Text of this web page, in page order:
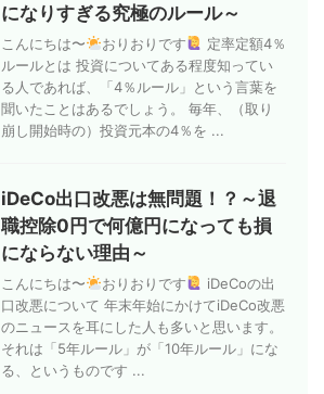
になりすぎる究極のルール～
こんにちは〜 おりおりです
定率定額4％
ルールとは 投資についてある程度知ってい
る人であれば、「4％ルール」という言葉を
聞いたことはあるでしょう。 毎年、（取り
崩し開始時の）投資元本の4％を ...
iDeCo出口改悪は無問題！？～退
職控除0円で何億円になっても損
にならない理由～
こんにちは〜 おりおりです
iDeCoの出
口改悪について 年末年始にかけてiDeCo改悪
のニュースを耳にした人も多いと思います。
それは「5年ルール」が「10年ルール」にな
る、というものです ...